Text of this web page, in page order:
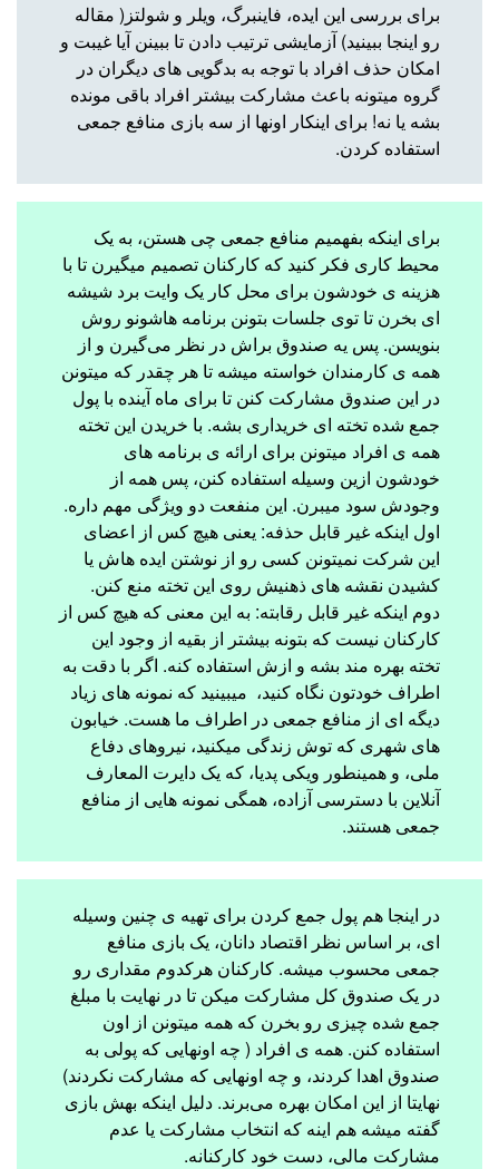
برای بررسی این ایده، فاینبرگ، ویلر و شولتز ( مقاله
رو اینجا ببینید) آزمایشی ترتیب دادن تا ببینن آیا غیبت و
امکان حذف افراد با توجه به بدگویی های دیگران در
گروه میتونه باعث مشارکت بیشتر افراد باقی مونده
بشه یا نه! برای اینکار اونها از سه بازی منافع جمعی
استفاده کردن.
برای اینکه بفهمیم منافع جمعی چی هستن، به یک
محیط کاری فکر کنید که کارکنان تصمیم میگیرن تا با
هزینه ی خودشون برای محل کار یک وایت برد شیشه
ای بخرن تا توی جلسات بتونن برنامه هاشونو روش
بنویسن. پس یه صندوق براش در نظر می‌گیرن و از
همه ی کارمندان خواسته میشه تا هر چقدر که میتونن
در این صندوق مشارکت کنن تا برای ماه آینده با پول
جمع شده تخته ای خریداری بشه. با خریدن این تخته
همه ی افراد میتونن برای ارائه ی برنامه های
خودشون ازین وسیله استفاده کنن، پس همه از
وجودش سود میبرن. این منفعت دو ویژگی مهم داره.
اول اینکه غیر قابل حذفه: یعنی هیچ کس از اعضای
این شرکت نمیتونن کسی رو از نوشتن ایده هاش یا
کشیدن نقشه های ذهنیش روی این تخته منع کنن.
دوم اینکه غیر قابل رقابته: به این معنی که هیچ کس از
کارکنان نیست که بتونه بیشتر از بقیه از وجود این
تخته بهره مند بشه و ازش استفاده کنه. اگر با دقت به
اطراف خودتون نگاه کنید، میبینید که نمونه های زیاد
دیگه ای از منافع جمعی در اطراف ما هست. خیابون
های شهری که توش زندگی میکنید، نیروهای دفاع
ملی، و همینطور ویکی پدیا، که یک دایرت المعارف
آنلاین با دسترسی آزاده، همگی نمونه هایی از منافع
جمعی هستند.
در اینجا هم پول جمع کردن برای تهیه ی چنین وسیله
ای، بر اساس نظر اقتصاد دانان، یک بازی منافع
جمعی محسوب میشه. کارکنان هرکدوم مقداری رو
در یک صندوق کل مشارکت میکن تا در نهایت با مبلغ
جمع شده چیزی رو بخرن که همه میتونن از اون
استفاده کنن. همه ی افراد ( چه اونهایی که پولی به
صندوق اهدا کردند، و چه اونهایی که مشارکت نکردند)
نهایتا از این امکان بهره می‌برند. دلیل اینکه بهش بازی
گفته میشه هم اینه که انتخاب مشارکت یا عدم
مشارکت مالی، دست خود کارکنانه.